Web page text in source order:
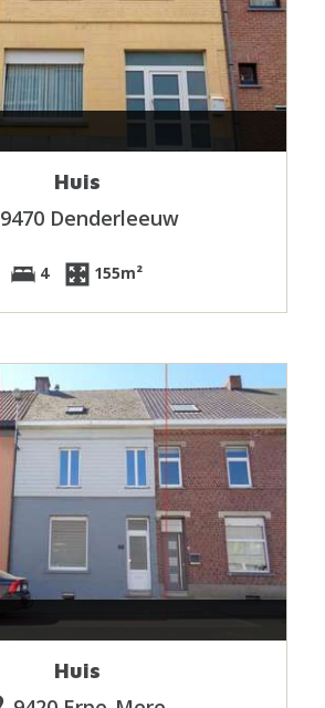
Huis
9470 Denderleeuw
4 155m²
Huis